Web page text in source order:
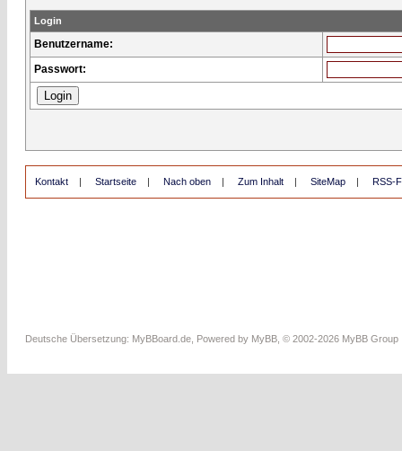
Login
Benutzername:
Passwort:
Kontakt | Startseite | Nach oben | Zum Inhalt | SiteMap | RSS-
Deutsche Übersetzung: MyBBoard.de , Powered by MyBB , © 2002-2026 MyBB Group